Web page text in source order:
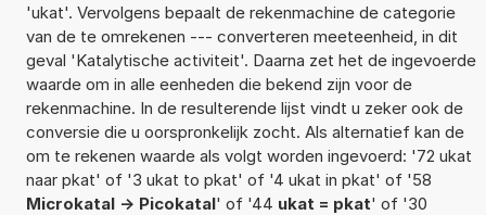
'ukat'. Vervolgens bepaalt de rekenmachine de categorie
van de te omrekenen --- converteren meeteenheid, in dit
geval 'Katalytische activiteit'. Daarna zet het de ingevoerde
waarde om in alle eenheden die bekend zijn voor de
rekenmachine. In de resulterende lijst vindt u zeker ook de
conversie die u oorspronkelijk zocht. Als alternatief kan de
om te rekenen waarde als volgt worden ingevoerd: '72 ukat
naar pkat' of '3 ukat to pkat' of '4 ukat in pkat' of '58
Microkatal -> Picokatal' of '44 ukat = pkat' of '30